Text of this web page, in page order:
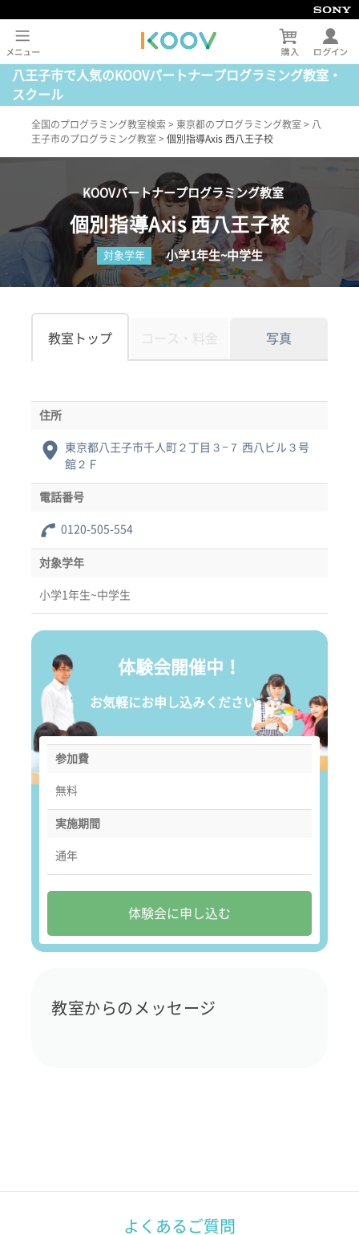
八王子市で人気のKOOVパートナープログラミング教室・
スクール
全国のプログラミング教室検索 > 東京都のプログラミング教室 > 八
王子市のプログラミング教室 > 個別指導Axis 西八王子校
KOOVパートナープログラミング教室
個別指導Axis 西八王子校
対象学年 小学1年生~中学生
教室トップ コース・料金 写真
住所
東京都八王子市千人町２丁目３−７ 西八ビル３号
館２Ｆ
電話番号
0120-505-554
対象学年
小学1年生~中学生
体験会開催中！
お気軽にお申し込みください。
参加費
無料
実施期間
通年
体験会に申し込む
教室からのメッセージ
よくあるご質問